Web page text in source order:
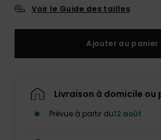
Voir le Guide des tailles
Ajouter au panier
Livraison à domicile ou
Prévue à partir du12 août